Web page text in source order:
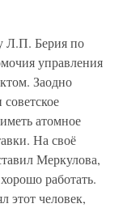
Л.П. Берия по
управления
Заодно
атомное
На своё
Меркулова,
работать.
этот человек,